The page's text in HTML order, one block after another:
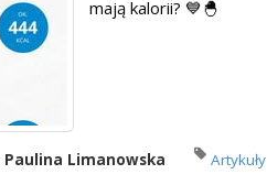
mają kalorii? 💙🐣
Paulina Limanowska Artykuły